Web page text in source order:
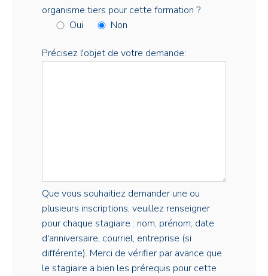
organisme tiers pour cette formation ?
Oui
Non
Précisez l'objet de votre demande:
Que vous souhaitiez demander une ou
plusieurs inscriptions, veuillez renseigner
pour chaque stagiaire : nom, prénom, date
d'anniversaire, courriel, entreprise (si
différente). Merci de vérifier par avance que
le stagiaire a bien les prérequis pour cette